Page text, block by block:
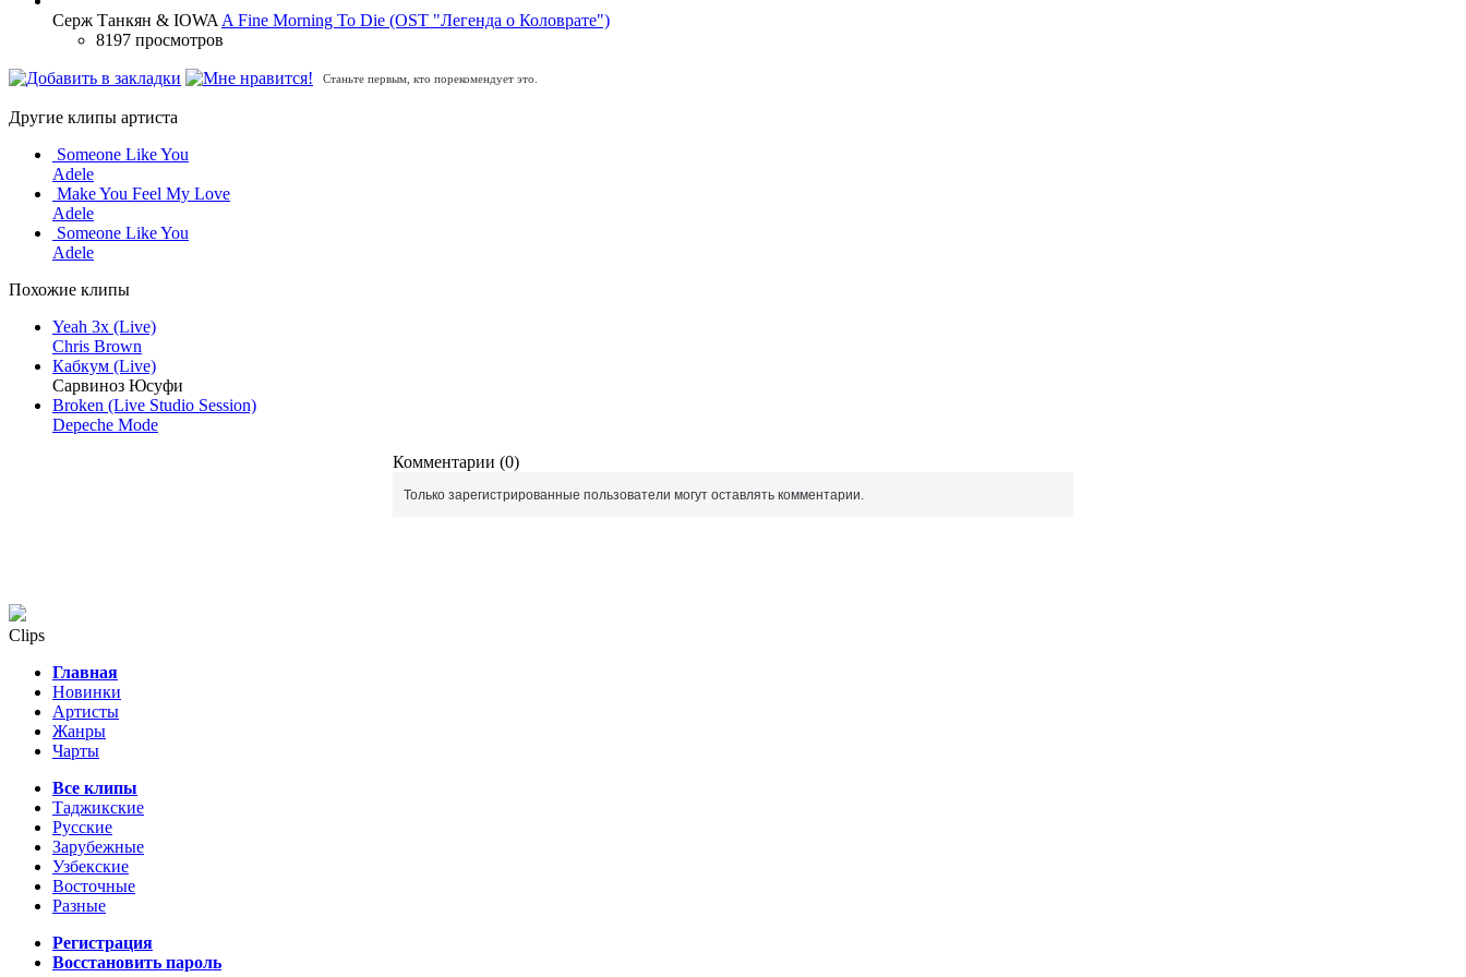
Серж Танкян & IOWA A Fine Morning To Die (OST "Легенда о Коловрате")
8197 просмотров
Станьте первым, кто порекомендует это.
Другие клипы артиста
Someone Like You
Adele
Make You Feel My Love
Adele
Someone Like You
Adele
Похожие клипы
Yeah 3x (Live)
Chris Brown
Кабкум (Live)
Сарвиноз Юсуфи
Broken (Live Studio Session)
Depeche Mode
Комментарии (0)
Только зарегистрированные пользователи могут оставлять комментарии.
Clips
Главная
Новинки
Артисты
Жанры
Чарты
Все клипы
Таджикские
Русские
Зарубежные
Узбекские
Восточные
Разные
Регистрация
Восстановить пароль